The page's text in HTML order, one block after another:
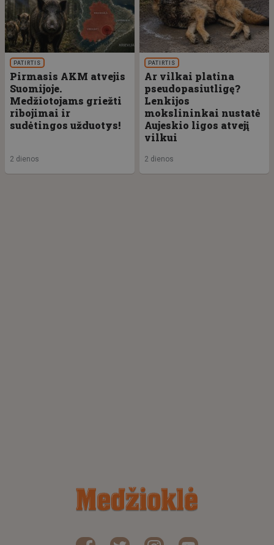
PATIRTIS
Pirmasis AKM atvejis
Suomijoje.
Medžiotojams griežti
ribojimai ir
sudėtingos užduotys!
2 dienos
PATIRTIS
Ar vilkai platina
pseudopasiutligę?
Lenkijos
mokslininkai nustatė
Aujeskio ligos atvejį
vilkui
2 dienos